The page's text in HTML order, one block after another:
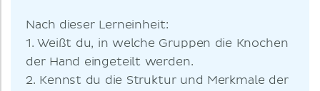
Nach dieser Lerneinheit:
1. Weißt du, in welche Gruppen die Knochen
der Hand eingeteilt werden.
2. Kennst du die Struktur und Merkmale der